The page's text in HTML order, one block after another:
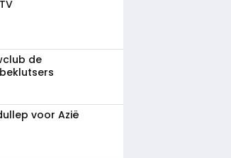
de
voor Azië